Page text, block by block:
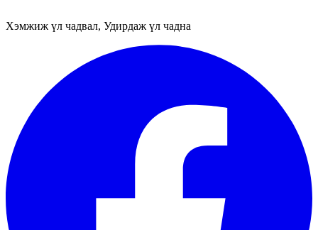
Хэмжиж үл чадвал, Удирдаж үл чадна